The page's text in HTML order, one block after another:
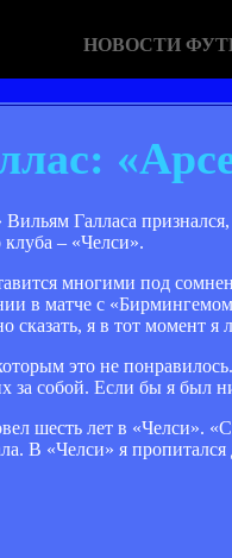
НОВОСТИ
Галласа
– «Челси».
многими под
в матче с
сказать, я в тот момент я
это не
за собой. Если бы я был
шесть лет в «Челси».
В «Челси» я